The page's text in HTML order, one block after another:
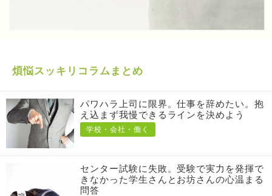
煩悩スッキリコラムまとめ
パワハラ上司に限界。仕事を辞めたい。抱
え込まず我慢できるラインを決めよう
学校・会社・働く
センター試験に失敗。受験で実力を発揮で
きなかった学生さんとお坊さんの心温まる
問答